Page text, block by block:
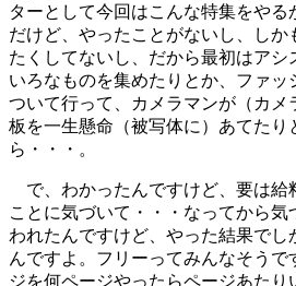
ターとして今回はこんな特集をやる
だけど、やったことがないし、しか
たくしてないし、だから最初はアシ
いろなものを集めたりとか、ファッ
ついて行って、カメラマンが（カメ
板を一生懸命（被写体に）あてたり
ら・・・。
で、わかったんですけど、要は給
ことに気づいて・・・なってから
われたんですけど、やった結果でし
んですよ。フリーってみんなそうで
ジを何ページやったらページあたり